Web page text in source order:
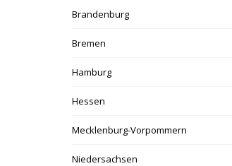
Brandenburg
Bremen
Hamburg
Hessen
Mecklenburg-Vorpommern
Niedersachsen